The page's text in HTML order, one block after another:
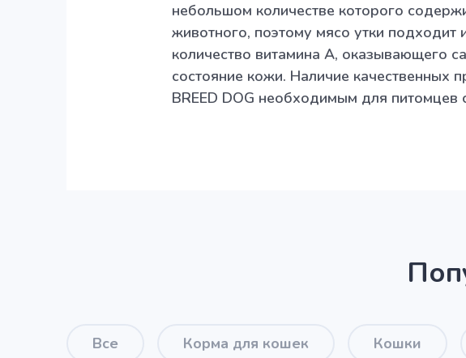
небольшом количестве которого
животного, поэтому мясо утки
количество витамина А, оказывающего
состояние кожи. Наличие качественных
BREED DOG необходимым для
Все Корма для кошек Кошки